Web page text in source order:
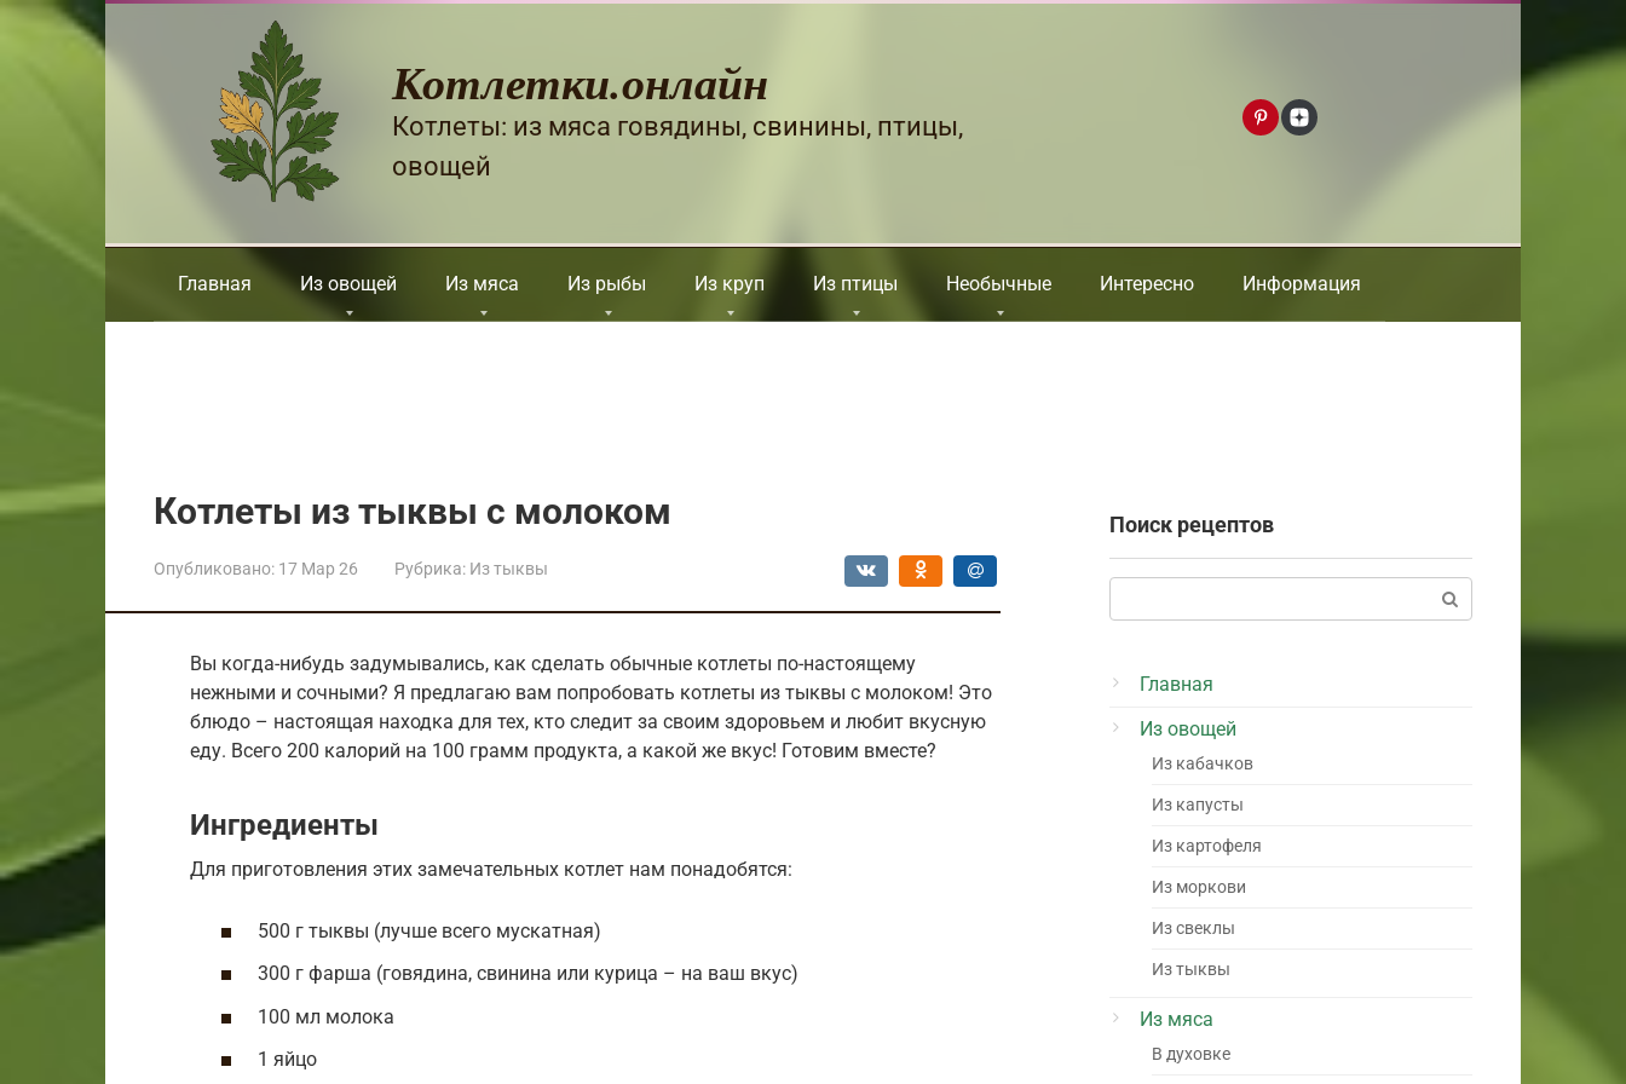
Перейти
Котлетки.онлайн
Котлеты: из мяса говядины, свинины, птицы,
овощей
Главная Из овощей Из мяса Из рыбы Из круп Из птицы Необычные Интересно Информация
Котлеты из тыквы с молоком
Опубликовано: 17 Мар 26 Рубрика: Из тыквы
Вы когда-нибудь задумывались, как сделать обычные котлеты по-настоящему
нежными и сочными? Я предлагаю вам попробовать котлеты из тыквы с молоком! Это
блюдо – настоящая находка для тех, кто следит за своим здоровьем и любит вкусную
еду. Всего 200 калорий на 100 грамм продукта, а какой же вкус! Готовим вместе?
Ингредиенты
Для приготовления этих замечательных котлет нам понадобятся:
500 г тыквы (лучше всего мускатная)
300 г фарша (говядина, свинина или курица – на ваш вкус)
100 мл молока
1 яйцо
Поиск рецептов
Главная
Из овощей
Из кабачков
Из капусты
Из картофеля
Из моркови
Из свеклы
Из тыквы
Из мяса
В духовке